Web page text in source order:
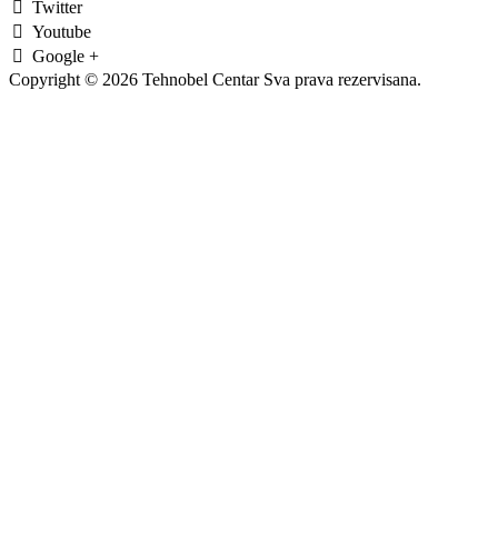
Twitter
Youtube
Google +
Copyright © 2026 Tehnobel Centar Sva prava rezervisana.